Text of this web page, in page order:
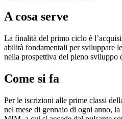
A cosa serve
La finalità del primo ciclo è
abilità fondamentali per sviluppare
nella prospettiva del pieno sviluppo
Come si fa
Per le iscrizioni alle prime classi
nel mese di gennaio di ogni anno,